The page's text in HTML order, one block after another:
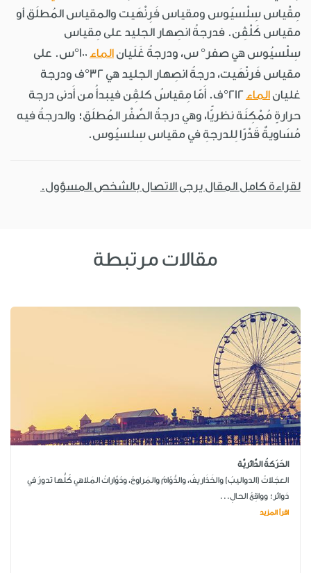
مِقْياس سِلْسيُوس ومقياس فَرِنْهَيت والمقياس المُطلَق أو
مقياس كَلْڤِن. فدرجةُ انصِهار الجليد على مِقياس
سِلْسيُوس هي صفر° س، ودرجةُ غَلَيان الماء
100°س. على
مقياس فَرنْهَيت، درجةُ انصِهار الجليد هي 32°ف ودرجة
غليان الماء
212°ف. أَمّا مِقياسُ كلڤِن فيبدأُ من أَدنى درجة
حرارةٍ مُمْكِنَة نظريًّا، وهي درجةُ الصِّفْر المُطلَق؛ والدرجةُ فيه
مُسَاويةٌ قَدْرًا لِلدرجةِ في مقياس سِلسيُوس.
لقراءة كامل المقال يرجى الاتصال بالشخص المسؤول.
مقالات مرتبطة
الحَرَكةُ الدَّائريَّة
العجَلاتُ (الدواليبُ) والخَذَاريفُ، والدُّوّامُ والمَراوحُ، ودُوَّاراتُ المَلاهي كُلُّها تدورُ في
دَوائر؛ وواقِعُ الحالِ...
اقرأ المزيد